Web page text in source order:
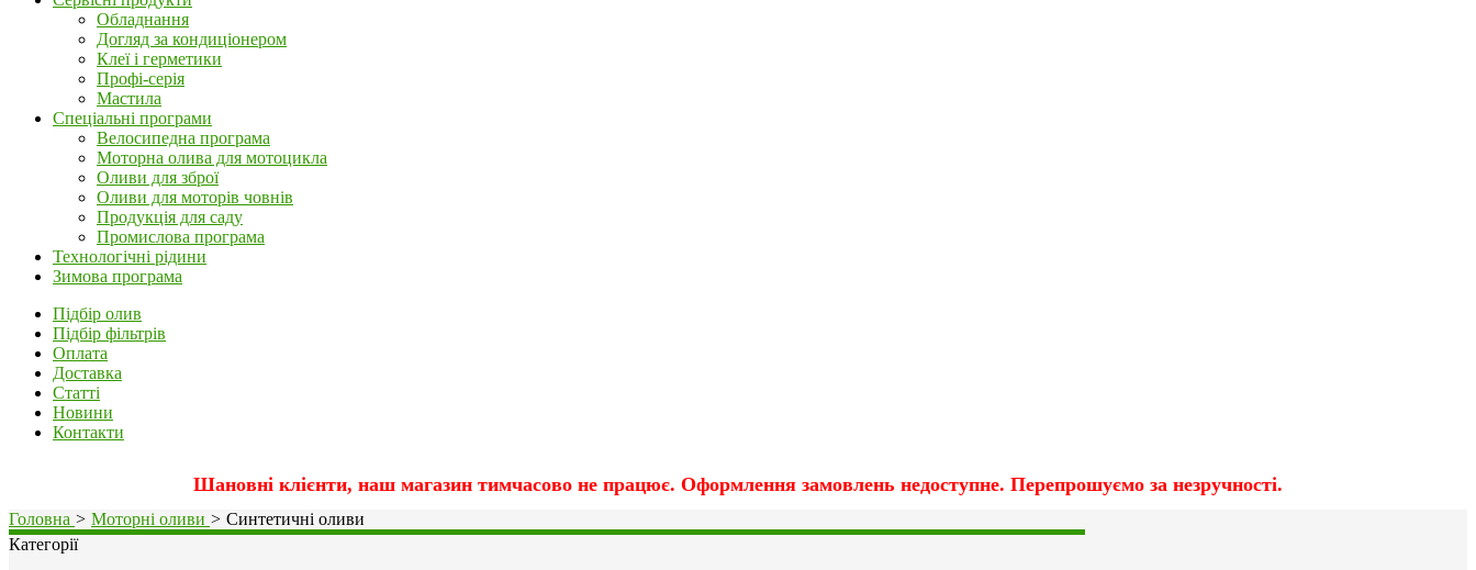
Обладнання
Догляд за кондиціонером
Клеї і герметики
Профі-серія
Мастила
Спеціальні програми
Велосипедна програма
Моторна олива для мотоцикла
Оливи для зброї
Оливи для моторів човнів
Продукція для саду
Промислова програма
Технологічні рідини
Зимова програма
Підбір олив
Підбір фільтрів
Оплата
Доставка
Статті
Новини
Контакти
Шановні клієнти, наш магазин тимчасово не працює. Оформлення замовлень недоступне. Перепрошуємо за незручності.
Головна > Моторні оливи > Синтетичні оливи
Категорії